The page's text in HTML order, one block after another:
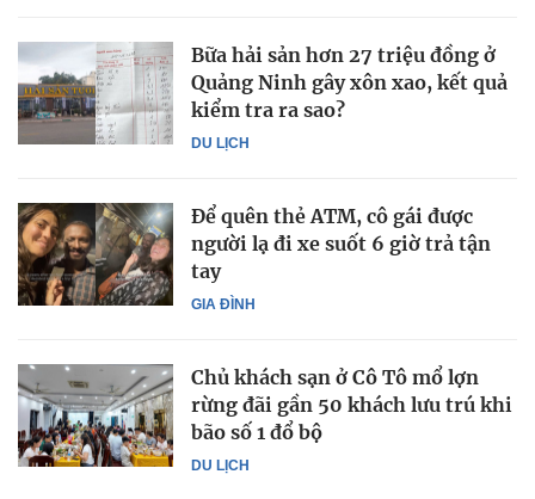
DU LỊCH
Bữa hải sản hơn 27 triệu đồng ở
Quảng Ninh gây xôn xao, kết quả
kiểm tra ra sao?
GIA ĐÌNH
Để quên thẻ ATM, cô gái được
người lạ đi xe suốt 6 giờ trả tận
tay
DU LỊCH
Chủ khách sạn ở Cô Tô mổ lợn
rừng đãi gần 50 khách lưu trú khi
bão số 1 đổ bộ